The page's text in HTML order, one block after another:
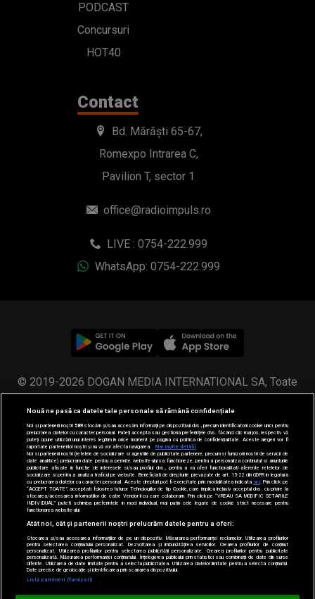
PODCAST
Concursuri
HOT40
Contact
Bd. Mărăști 65-67,
Romexpo Intrarea C,
Pavilion T, sector 1
office@radioimpuls.ro
LIVE : 0754-222.999
WhatsApp: 0754-222.999
© 2019-2026 DOGAN MEDIA INTERNATIONAL SA, Toate
Nouă ne pasă ca datele tale personale să rămână confidențiale
Noi și partenerii noștri589stocăm și/sau accesăm informații pe dispozitivul dvs., precum identificatorii cookie unici pentru
prelucrarea datelor cu caracter personal. Puteți accepta sau gestiona preferințele dvs. făcând clic mai jos, respectiv vă
puteți opune utilizării unui interes legitim în orice moment pe pagina cu politica de confidențialitate. Aceste alegeri vor fi
raportate partenerilor noștri și nu vă vor afecta navigarea.
Mai multe detalii
Noi si partenerii nostri (retelele de socializare si agentiile de publicitate partenere, precum si furnizorii nostri de servicii de
date analitice) prelucram date pentru a permite website-ului sa functioneze, pentru a personaliza continutul si anunturile
publicitare afisate in functie de interesele si/sau profilul dvs., pentru a va oferi functionalitati aferente retelelor de
socializare si pentru a analiza traficul pe website. Beneficiati de drepturile prevazute de art. 15-22 din GDPR in legatura
cu prelucrarea datelor cu caracter personal. Aceste drepturi pot fi exercitate prin modalitatea indicataaici . Prin click pe
“ACCEPT TOATE”, acceptati folosirea tuturor Tehnologiilor de tip Cookie, care implica inclusiv acceptul dvs. cu privire la
stocarea/accesarea informatiilor de catre Vendor-ii cu care colaboram. Prin click pe “VREAU SA MODIFIC SETARILE
INDIVIDUAL” puteti schimba preferintele in mod individual, mai putin cele legate de cookie strict necesare pentru
functionarea website-ului.
Atât noi, cât și partenerii noștri prelucrăm datele pentru a oferi:
Stocarea și/sau accesarea informațiilor de pe un dispozitiv. Măsurarea performanței reclamelor. Utilizarea profilurilor
pentru selectarea conținutului personalizat. Dezvoltarea și îmbunătățirea serviciilor. Crearea profilurilor de conținut
personalizat. Utilizarea profilurilor pentru selectarea publicității personalizate. Crearea profilurilor pentru publicitate
personalizată. Măsurarea performanței conținutului. Înțelegerea publicului prin statistici sau combinații de date din surse
diferite. Utilizarea de date limitate pentru a selecta publicitatea. Utilizarea datelor limitate pentru a selecta conținutul.
Date precise de geolocație și identificarea prin scanarea dispozitivului.
Listă parteneri (furnizori)